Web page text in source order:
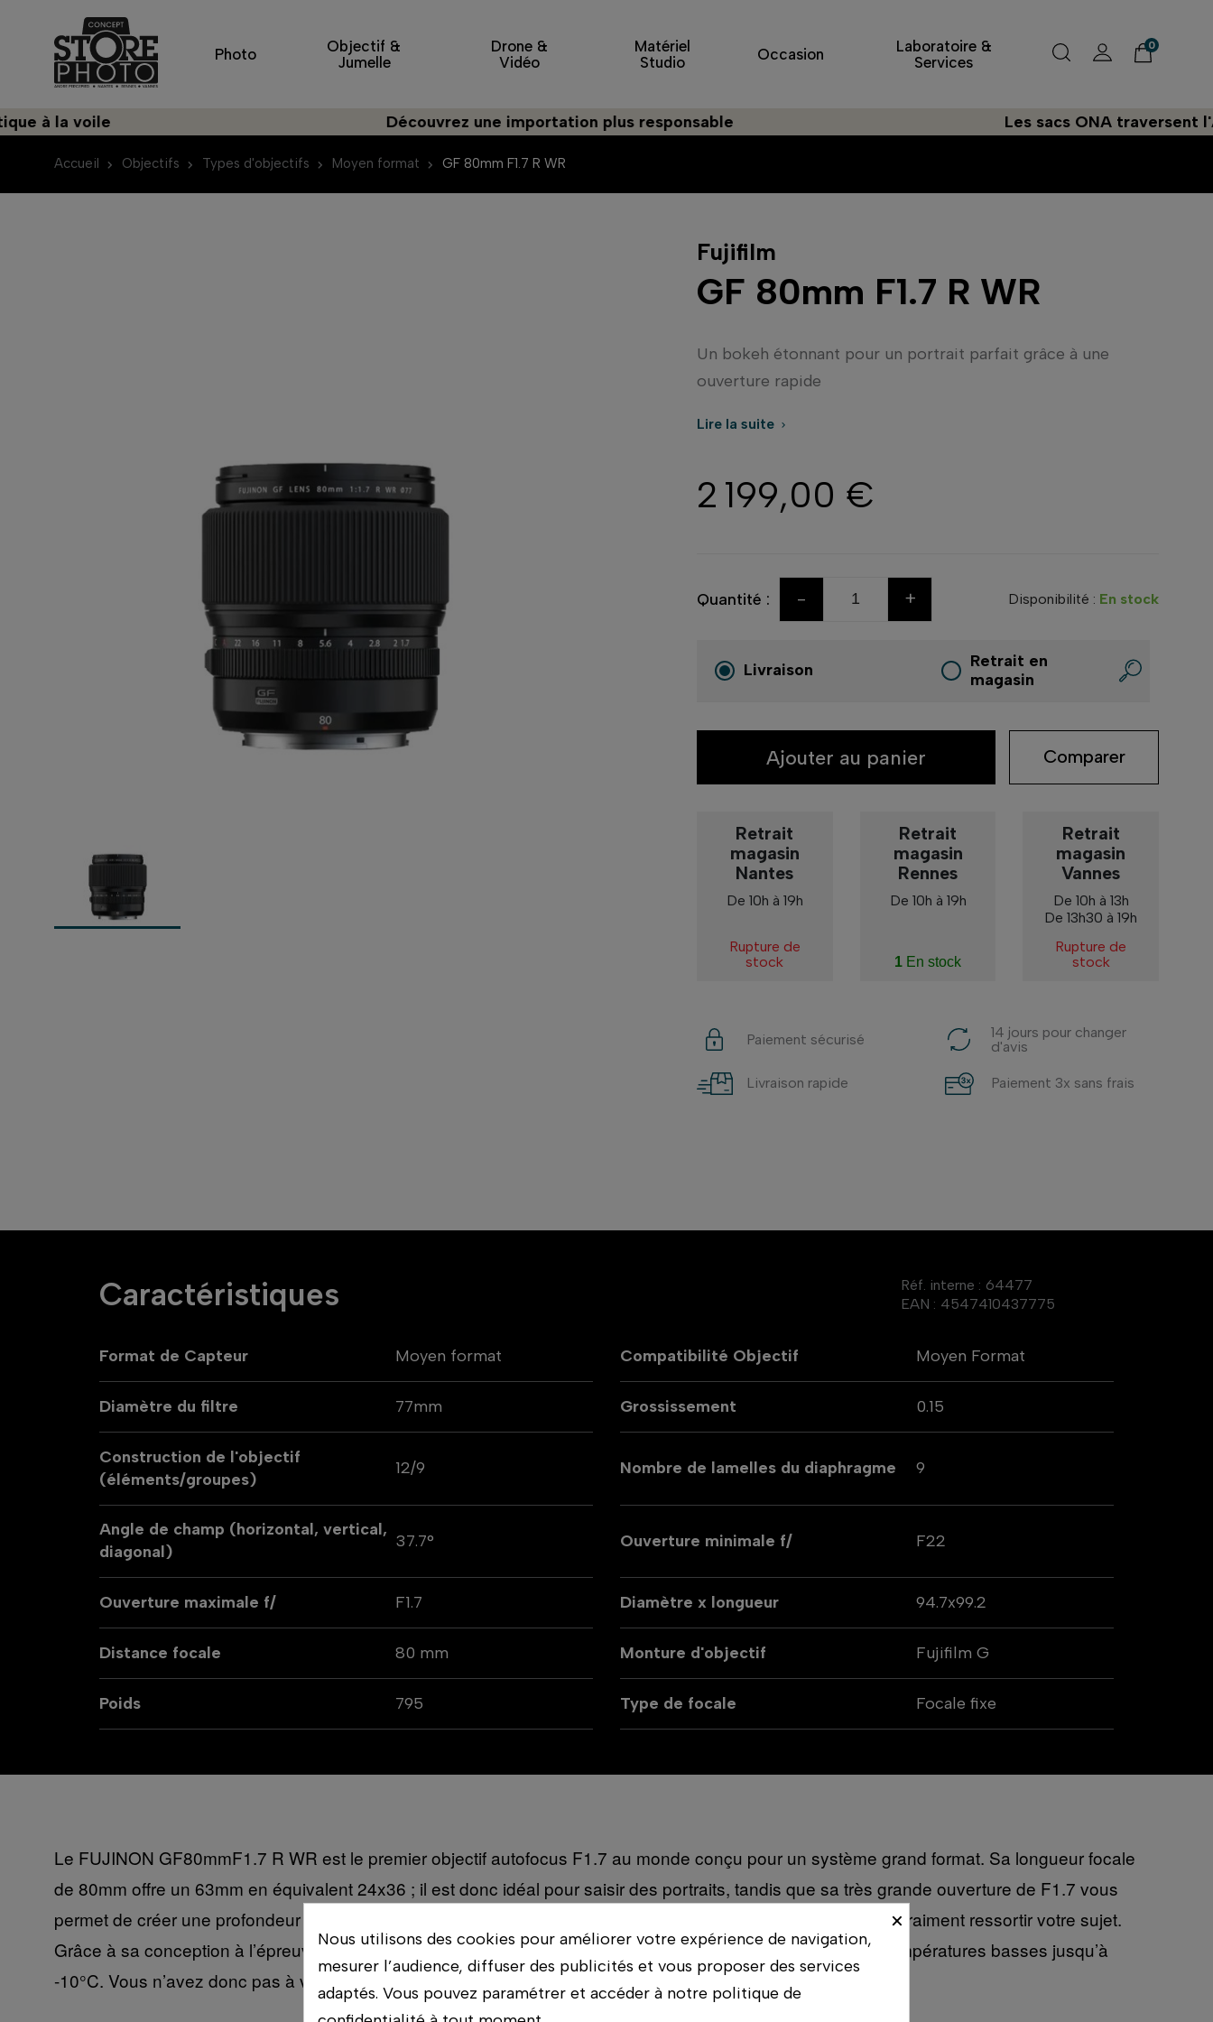
Photo
Objectif &
Jumelle
Drone &
Vidéo
Matériel
Studio
Occasion
Laboratoire &
Services
0
voile Découvrez une importation plus responsable Les sacs ONA traversent
Accueil Objectifs Types d'objectifs Moyen format GF 80mm F1.7 R WR
Fujifilm
GF 80mm F1.7 R WR
Un bokeh étonnant pour un portrait parfait grâce à une
ouverture rapide
Lire la suite 
2 199,00 €
Quantité : - + Disponibilité : En stock
Livraison
Retrait en
magasin
Ajouter au panier Comparer
Retrait
magasin
Nantes
De 10h à 19h
Rupture de
stock
Retrait
magasin
Rennes
De 10h à 19h
1 En stock
Retrait
magasin
Vannes
De 10h à 13h
De 13h30 à 19h
Rupture de
stock
Paiement sécurisé
14 jours pour changer
d'avis
Livraison rapide Paiement 3x sans frais
Caractéristiques Réf. interne : 64477
EAN : 4547410437775
Format de Capteur Moyen format Compatibilité Objectif Moyen Format
Diamètre du filtre 77mm Grossissement 0.15
Construction de l'objectif
(éléments/groupes)
12/9 Nombre de lamelles du diaphragme 9
Angle de champ (horizontal, vertical,
diagonal)
37.7° Ouverture minimale f/ F22
Ouverture maximale f/ F1.7 Diamètre x longueur 94.7x99.2
Distance focale 80 mm Monture d'objectif Fujifilm G
Poids 795 Type de focale Focale fixe
Le FUJINON GF80mmF1.7 R WR est le premier objectif autofocus F1.7 au monde conçu pour un système grand format. Sa longueur focale
de 80mm offre un 63mm en équivalent 24x36 ; il est donc idéal pour saisir des portraits, tandis que sa très grande ouverture de F1.7 vous
permet de créer une profondeur de champ extrêmement faible pour de délicieux arrière-plans flous qui feront vraiment ressortir votre sujet.
Grâce à sa conception à l’épreuve des intempéries, l’objectif peut résister à la pluie, à la poussière et à des températures basses jusqu’à
-10°C. Vous n’avez donc pas à vous soucier des éléments qui pourraient interrompre votre photographie.
×
Nous utilisons des cookies pour améliorer votre expérience de navigation,
mesurer l’audience, diffuser des publicités et vous proposer des services
adaptés. Vous pouvez paramétrer et accéder à notre politique de